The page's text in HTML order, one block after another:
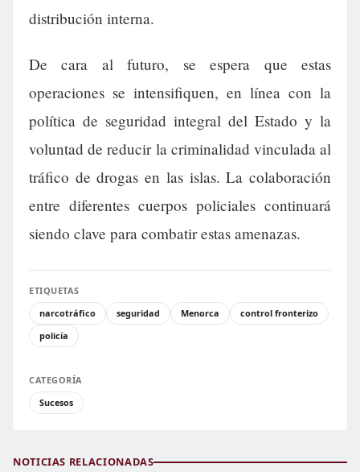
distribución interna.
De cara al futuro, se espera que estas
operaciones se intensifiquen, en línea con la
política de seguridad integral del Estado y la
voluntad de reducir la criminalidad vinculada al
tráfico de drogas en las islas. La colaboración
entre diferentes cuerpos policiales continuará
siendo clave para combatir estas amenazas.
ETIQUETAS
narcotráfico
seguridad Menorca
control fronterizo
policía
CATEGORÍA
Sucesos
NOTICIAS RELACIONADAS